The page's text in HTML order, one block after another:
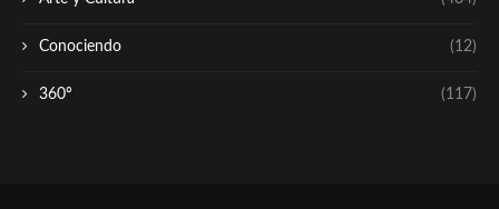
Conociendo (12)
360º (117)